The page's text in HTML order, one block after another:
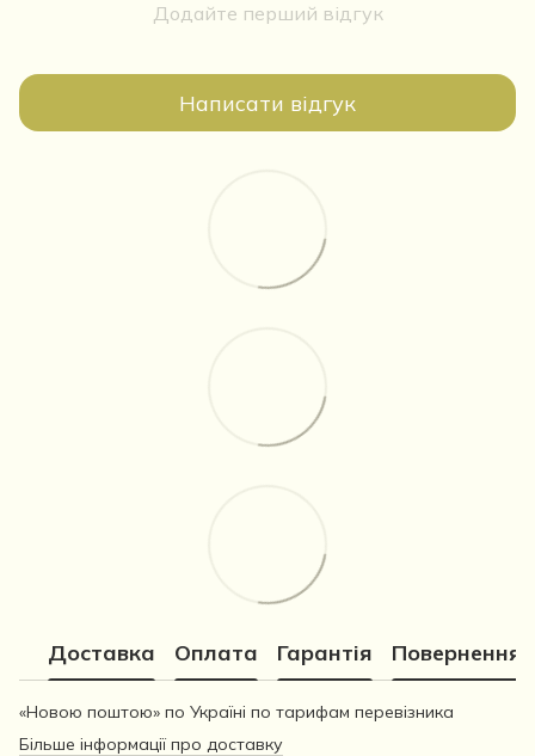
Додайте перший відгук
Написати відгук
Доставка Оплата Гарантія Повернення
«Новою поштою» по Україні по тарифам перевізника
Більше інформації про доставку